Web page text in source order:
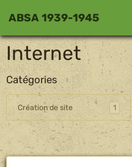
ABSA 1939-1945
Internet
Catégories
Création de site 1